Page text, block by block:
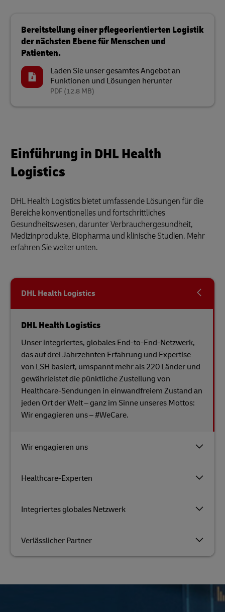
Bereitstellung einer pflegeorientierten Logistik
der nächsten Ebene für Menschen und
Patienten.
Laden Sie unser gesamtes Angebot an
Funktionen und Lösungen herunter
PDF (12.8 MB)
Einführung in DHL Health
Logistics
DHL Health Logistics bietet umfassende Lösungen für die
Bereiche konventionelles und fortschrittliches
Gesundheitswesen, darunter Verbrauchergesundheit,
Medizinprodukte, Biopharma und klinische Studien. Mehr
erfahren Sie weiter unten.
DHL Health Logistics
Wir engagieren uns
Healthcare-Experten
Integriertes globales Netzwerk
Verlässlicher Partner
DHL Health Logistics
Unser integriertes, globales End-to-End-Netzwerk,
das auf drei Jahrzehnten Erfahrung und Expertise
von LSH basiert, umspannt mehr als 220 Länder und
gewährleistet die pünktliche Zustellung von
Healthcare-Sendungen in einwandfreiem Zustand an
jeden Ort der Welt – ganz im Sinne unseres Mottos:
Wir engagieren uns – #WeCare.